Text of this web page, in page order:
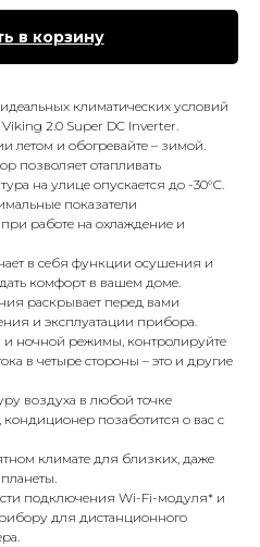
в корзину
климатических условий
2.0 Super DC Inverter.
летом и обогревайте – зимой.
позволяет отапливать
на улице опускается до -30°С.
показатели
работе на охлаждение и
в себя функции осушения и
комфорт в вашем доме.
раскрывает перед вами
и эксплуатации прибора.
и ночной режимы, контролируйте
в четыре стороны – это и другие
воздуха в любой точке
позаботится о вас с
климате для близких, даже
подключения Wi-Fi-модуля* и
для дистанционного